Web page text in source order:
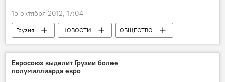
15 октября 2012, 17:04
Грузия НОВОСТИ ОБЩЕСТВО
Евросоюз выделит Грузии более
полумиллиарда евро